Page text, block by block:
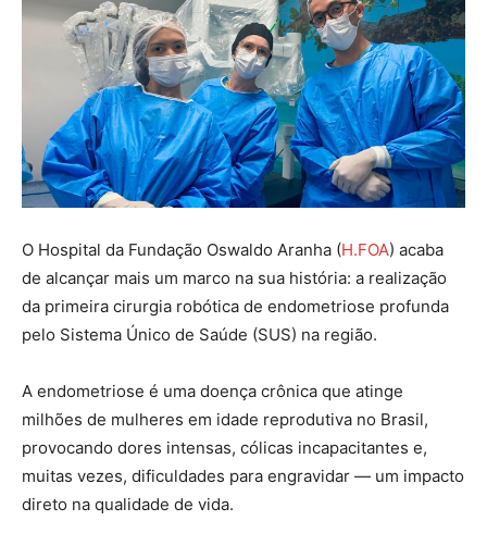
O Hospital da Fundação Oswaldo Aranha (H.FOA) acaba
de alcançar mais um marco na sua história: a realização
da primeira cirurgia robótica de endometriose profunda
pelo Sistema Único de Saúde (SUS) na região.
A endometriose é uma doença crônica que atinge
milhões de mulheres em idade reprodutiva no Brasil,
provocando dores intensas, cólicas incapacitantes e,
muitas vezes, dificuldades para engravidar — um impacto
direto na qualidade de vida.